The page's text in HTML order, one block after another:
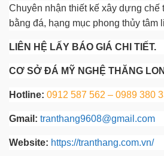
Chuyên nhận thiết kế xây dựng chế
bằng đá, hạng mục phong thủy tâm
LIÊN HỆ LẤY BÁO GIÁ CHI TIẾT.
CƠ SỞ ĐÁ MỸ NGHỆ THĂNG
Hotline: 0912 587 562 – 0989 380
Gmail: tranthang9608@gmail.com
Website: https://tranthang.com.vn/